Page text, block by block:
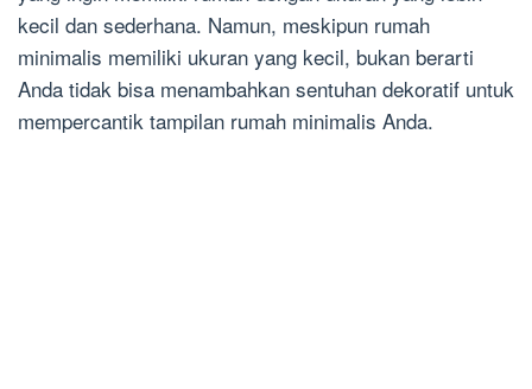
kecil dan sederhana. Namun, meskipun rumah
minimalis memiliki ukuran yang kecil, bukan berarti
Anda tidak bisa menambahkan sentuhan dekoratif untuk
mempercantik tampilan rumah minimalis Anda.